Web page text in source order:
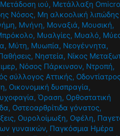
Μετάδοση ιού, Μετάλλαξη
Νόσος, Μη αλκοολική λιπώδης
, Μνήνη, Μοναξιά, Μουσική,
, Μυαλγίες, Μυαλό,
, Μύτη, Μυωπία, Νεογέννητα,
, Νηστεία, Νίκος
, Νόσος Πάρκινσον, Ντροπή,
σύλλογος Αττικής,
, Οικονομική δυσπραγία,
,Όραση, Ορθοστατική
, Οστεοαρθρίτιδα γόνατος,
, Ουρολοίμωξη, Οφέλη,
γυναικών, Παγκόσμια Ημέρα